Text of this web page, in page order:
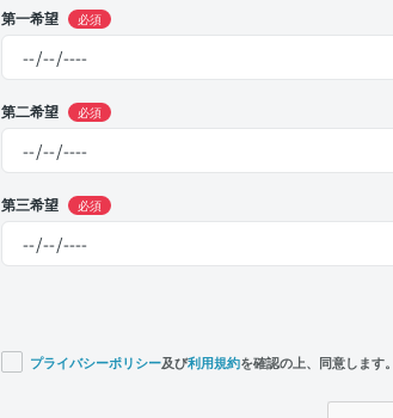
第一希望 必須
第二希望 必須
第三希望 必須
プライバシーポリシー及び利用規約を確認の上、同意します。